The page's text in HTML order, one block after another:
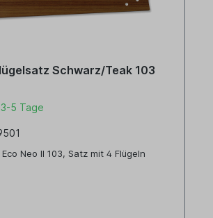
Schwarz/Teak 103
5 Tage
Neo II 103, Satz mit 4 Flügeln